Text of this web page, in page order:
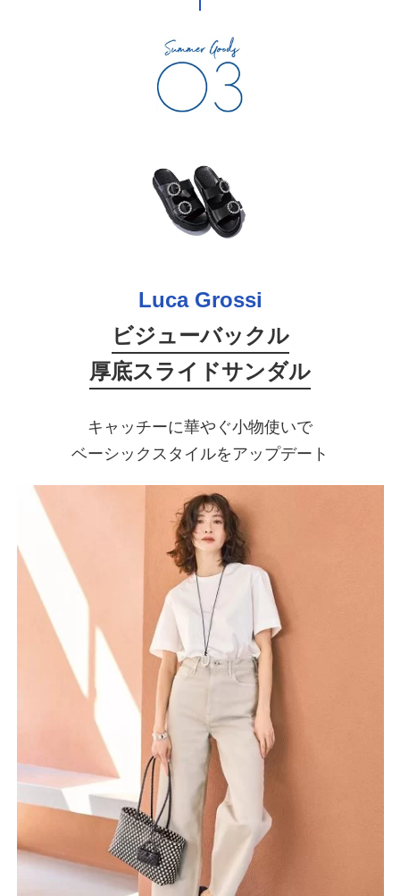
Luca Grossi
ビジューバックル
厚底スライドサンダル
キャッチーに華やぐ小物使いで
ベーシックスタイルをアップデート